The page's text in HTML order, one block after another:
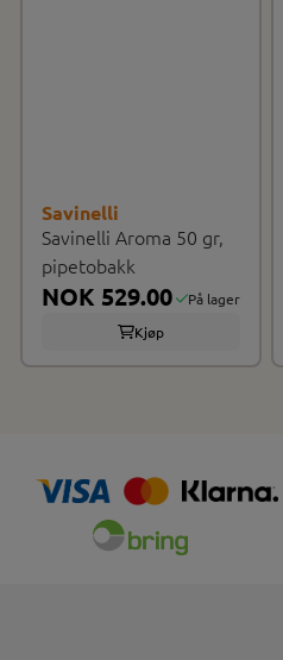
Savinelli
Savinelli Aroma 50 gr,
pipetobakk
NOK 529.00
På lager
Kjøp